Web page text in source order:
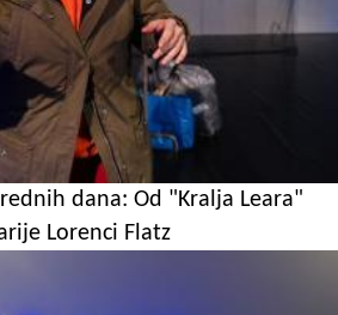
dana: Od "Kralja Leara"
Lorenci Flatz